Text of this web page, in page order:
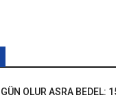
GÜN OLUR ASRA BEDEL: